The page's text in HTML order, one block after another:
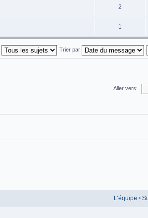
2
1
Trier par
Aller vers:
L’équipe •